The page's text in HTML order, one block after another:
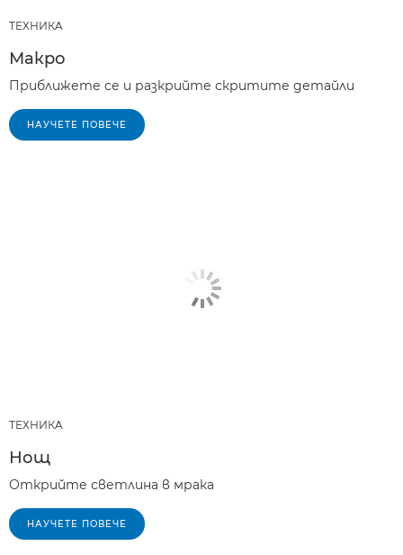
ТЕХНИКA
Макро
Приближете се и разкрийте скритите детайли
НАУЧЕТЕ ПОВЕЧЕ
ТЕХНИКA
Нощ
Открийте светлина в мрака
НАУЧЕТЕ ПОВЕЧЕ